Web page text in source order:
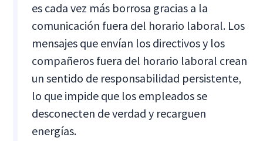
es cada vez más borrosa gracias a la
comunicación fuera del horario laboral. Los
mensajes que envían los directivos y los
compañeros fuera del horario laboral crean
un sentido de responsabilidad persistente,
lo que impide que los empleados se
desconecten de verdad y recarguen
energías.